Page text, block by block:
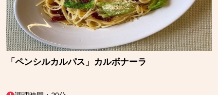
「ペンシルカルパス」カルボナーラ